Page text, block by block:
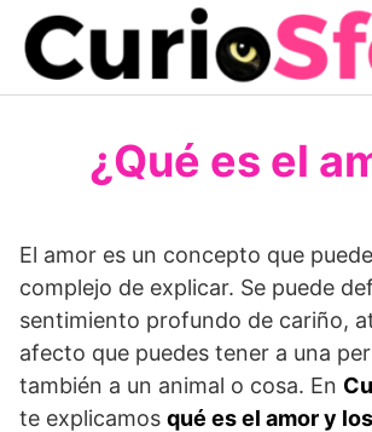
Saltar
contenido
¿Qué es el
El amor es un concepto que
complejo de explicar. Se puede
sentimiento profundo de cariño,
afecto que puedes tener a una
también a un animal o cosa. En
te explicamos qué es el amor y